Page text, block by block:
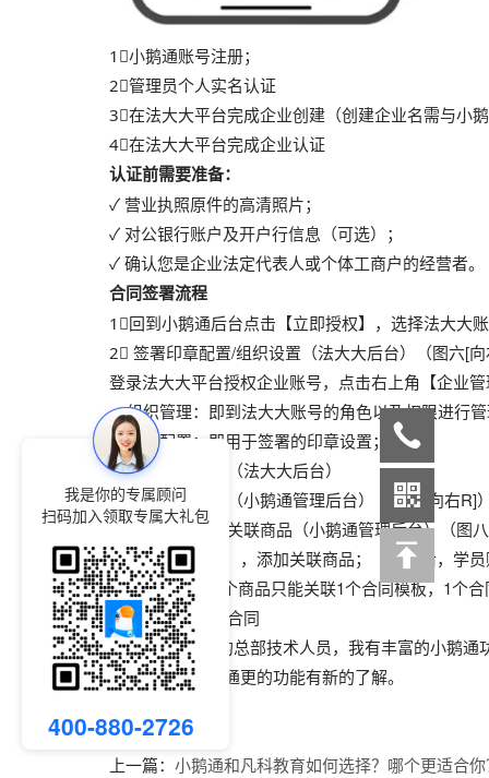
1⃣️小鹅通账号注册；
2⃣️管理员个人实名认证
3⃣️在法大大平台完成企业创建（创建企业名需与小
4⃣️在法大大平台完成企业认证
认证前需要准备：
✓ 营业执照原件的高清照片；
✓ 对公银行账户及开户行信息（可选）；
✓ 确认您是企业法定代表人或个体工商户的经营者。
合同签署流程
1⃣️回到小鹅通后台点击【立即授权】，选择法大大
2⃣️ 签署印章配置/组织设置（法大大后台）（图六[
登录法大大平台授权企业账号，点击右上角【企业
组织管理：即到法大大账号的角色以及权限进行
印章配置：即用于签署的印章设置；
3⃣️创建合同模板（法大大后台）
4⃣️添加合同模板（小鹅通管理后台）（图七[向右R]
5⃣️设置合同模板关联商品（小鹅通管理后台）（图
点击【关联商品】，添加关联商品；（关联后，学
特别注意：1个商品只能关联1个合同模板，1个合
6⃣️用户下单签署合同
作为小鹅通的总部技术人员，我有丰富的小鹅通
解，让您对小鹅通更的功能有新的了解。
上一篇： 小鹅通和凡科教育如何选择？哪个更适合
我是你的专属顾问
扫码加入领取专属大礼包
400-880-2726